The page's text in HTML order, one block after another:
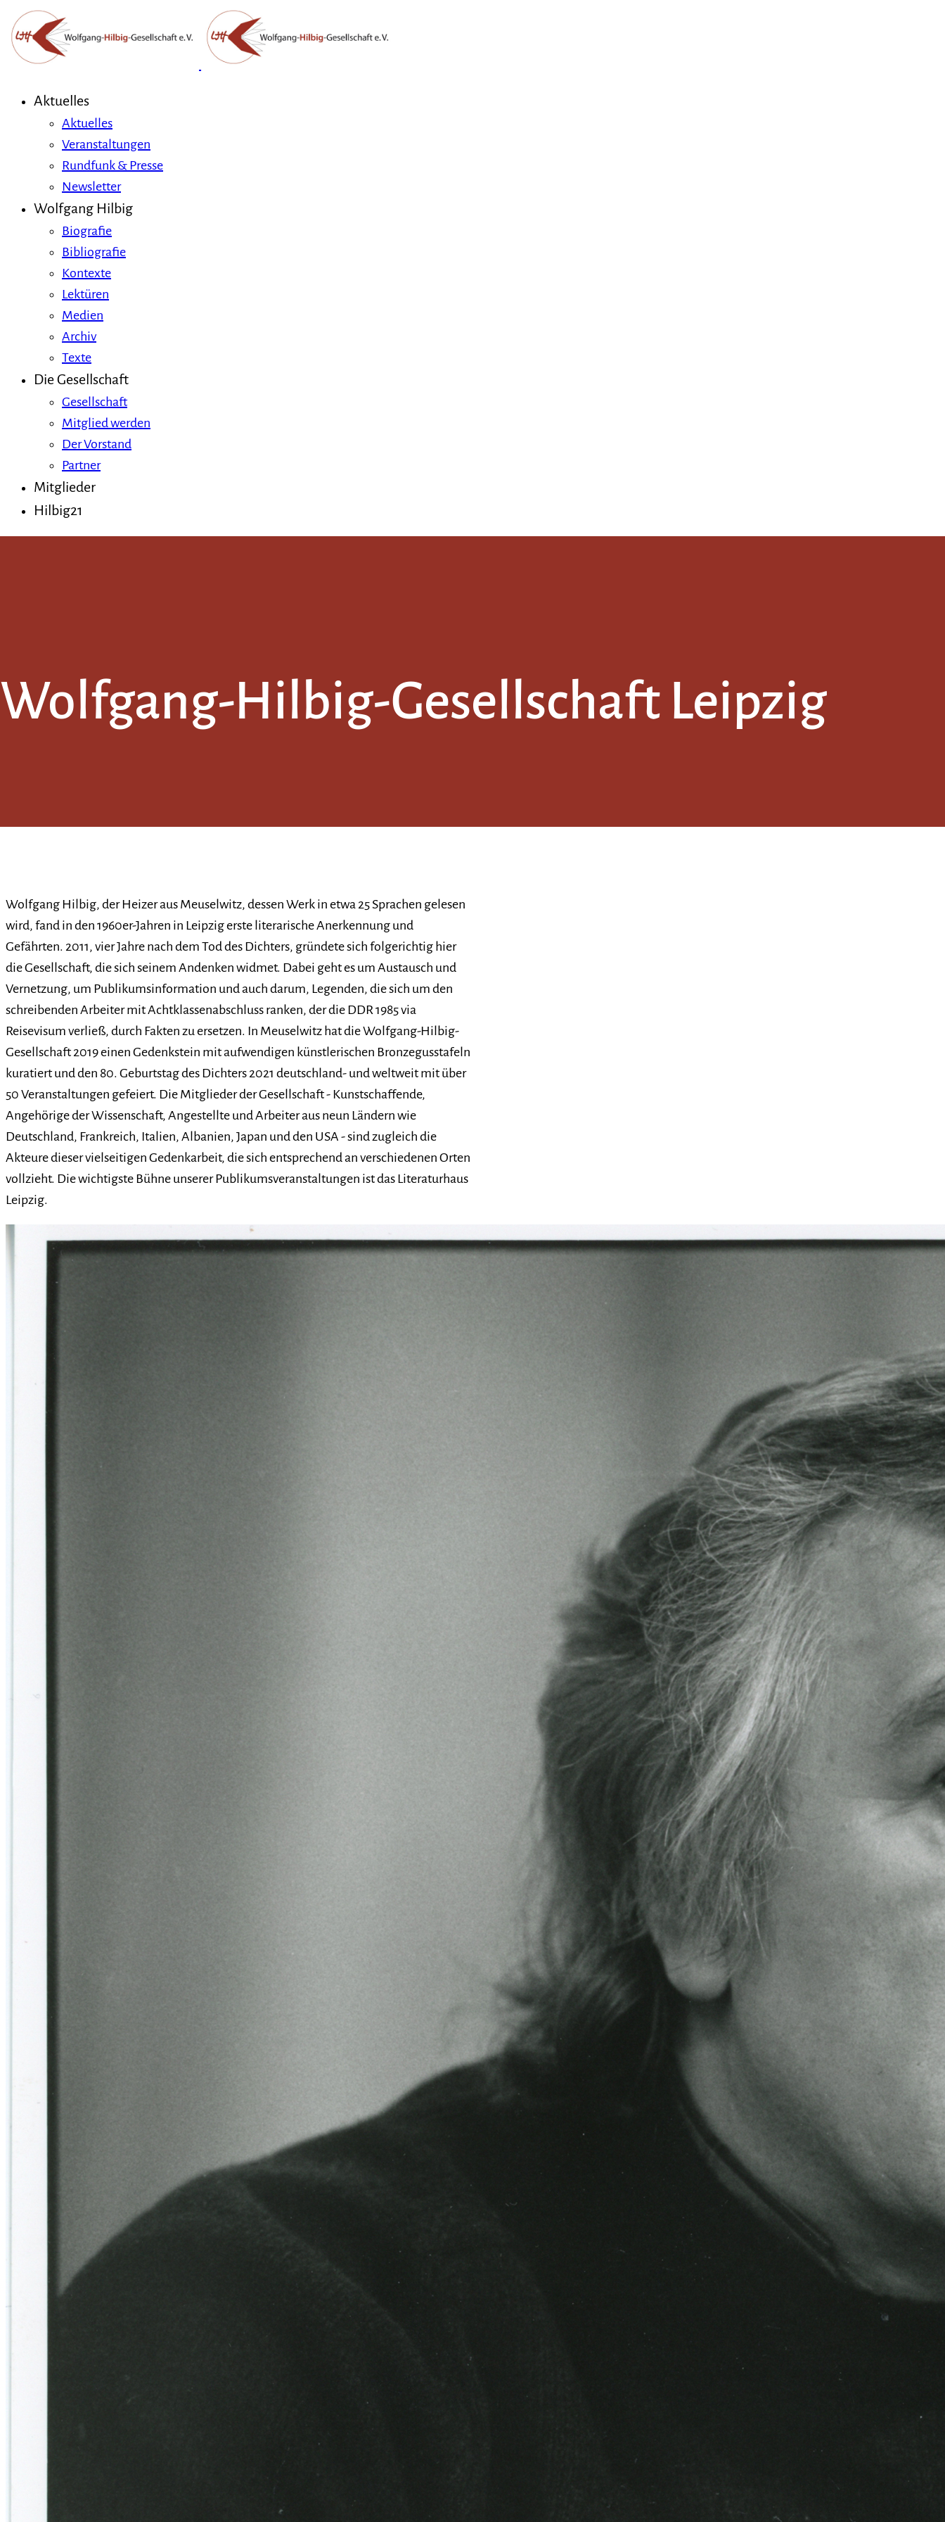
Aktuelles
Aktuelles
Veranstaltungen
Rundfunk & Presse
Newsletter
Wolfgang Hilbig
Biografie
Bibliografie
Kontexte
Lektüren
Medien
Archiv
Texte
Die Gesellschaft
Gesellschaft
Mitglied werden
Der Vorstand
Partner
Mitglieder
Hilbig21
Wolfgang-Hilbig-Gesellschaft Leipzig
Wolfgang Hilbig, der Heizer aus Meuselwitz, dessen Werk in etwa 25 Sprachen gelesen
wird, fand in den 1960er-Jahren in Leipzig erste literarische Anerkennung und
Gefährten. 2011, vier Jahre nach dem Tod des Dichters, gründete sich folgerichtig hier
die Gesellschaft, die sich seinem Andenken widmet. Dabei geht es um Austausch und
Vernetzung, um Publikumsinformation und auch darum, Legenden, die sich um den
schreibenden Arbeiter mit Achtklassenabschluss ranken, der die DDR 1985 via
Reisevisum verließ, durch Fakten zu ersetzen. In Meuselwitz hat die Wolfgang-Hilbig-
Gesellschaft 2019 einen Gedenkstein mit aufwendigen künstlerischen Bronzegusstafeln
kuratiert und den 80. Geburtstag des Dichters 2021 deutschland- und weltweit mit über
50 Veranstaltungen gefeiert. Die Mitglieder der Gesellschaft - Kunstschaffende,
Angehörige der Wissenschaft, Angestellte und Arbeiter aus neun Ländern wie
Deutschland, Frankreich, Italien, Albanien, Japan und den USA - sind zugleich die
Akteure dieser vielseitigen Gedenkarbeit, die sich entsprechend an verschiedenen Orten
vollzieht. Die wichtigste Bühne unserer Publikumsveranstaltungen ist das Literaturhaus
Leipzig.